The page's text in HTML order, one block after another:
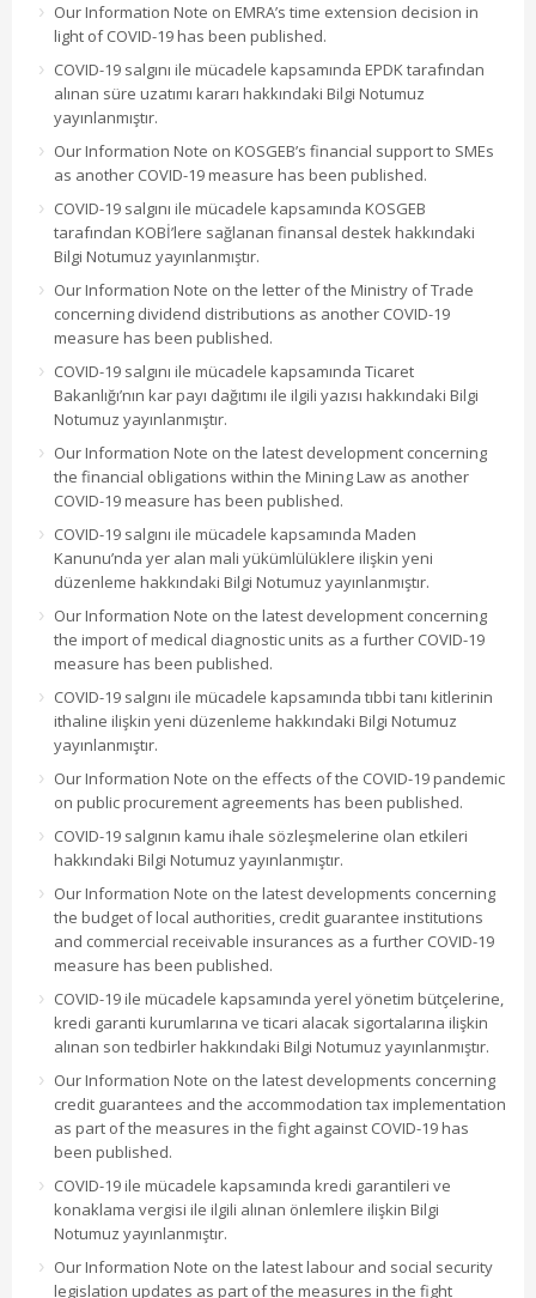
Our Information Note on EMRA’s time extension decision in
light of COVID-19 has been published.
COVID-19 salgını ile mücadele kapsamında EPDK tarafından
alınan süre uzatımı kararı hakkındaki Bilgi Notumuz
yayınlanmıştır.
Our Information Note on KOSGEB’s financial support to SMEs
as another COVID-19 measure has been published.
COVID-19 salgını ile mücadele kapsamında KOSGEB
tarafından KOBİ’lere sağlanan finansal destek hakkındaki
Bilgi Notumuz yayınlanmıştır.
Our Information Note on the letter of the Ministry of Trade
concerning dividend distributions as another COVID-19
measure has been published.
COVID-19 salgını ile mücadele kapsamında Ticaret
Bakanlığı’nın kar payı dağıtımı ile ilgili yazısı hakkındaki Bilgi
Notumuz yayınlanmıştır.
Our Information Note on the latest development concerning
the financial obligations within the Mining Law as another
COVID-19 measure has been published.
COVID-19 salgını ile mücadele kapsamında Maden
Kanunu’nda yer alan mali yükümlülüklere ilişkin yeni
düzenleme hakkındaki Bilgi Notumuz yayınlanmıştır.
Our Information Note on the latest development concerning
the import of medical diagnostic units as a further COVID-19
measure has been published.
COVID-19 salgını ile mücadele kapsamında tıbbi tanı kitlerinin
ithaline ilişkin yeni düzenleme hakkındaki Bilgi Notumuz
yayınlanmıştır.
Our Information Note on the effects of the COVID-19 pandemic
on public procurement agreements has been published.
COVID-19 salgının kamu ihale sözleşmelerine olan etkileri
hakkındaki Bilgi Notumuz yayınlanmıştır.
Our Information Note on the latest developments concerning
the budget of local authorities, credit guarantee institutions
and commercial receivable insurances as a further COVID-19
measure has been published.
COVID-19 ile mücadele kapsamında yerel yönetim bütçelerine,
kredi garanti kurumlarına ve ticari alacak sigortalarına ilişkin
alınan son tedbirler hakkındaki Bilgi Notumuz yayınlanmıştır.
Our Information Note on the latest developments concerning
credit guarantees and the accommodation tax implementation
as part of the measures in the fight against COVID-19 has
been published.
COVID-19 ile mücadele kapsamında kredi garantileri ve
konaklama vergisi ile ilgili alınan önlemlere ilişkin Bilgi
Notumuz yayınlanmıştır.
Our Information Note on the latest labour and social security
legislation updates as part of the measures in the fight